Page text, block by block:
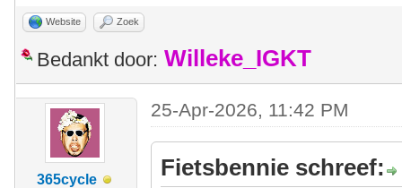
Website Zoek
Bedankt door: Willeke_IGKT
365cycle
25-Apr-2026, 11:42 PM
Fietsbennie schreef: